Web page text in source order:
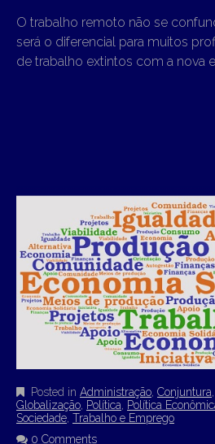
O trabalho remoto não se
será o diferencial para muitos
de trabalho extintos com a nova
Posted in Administração, Conjuntura,
Globalização, Política, Política
Sociedade, Trabalho e Emprego
0 Comments